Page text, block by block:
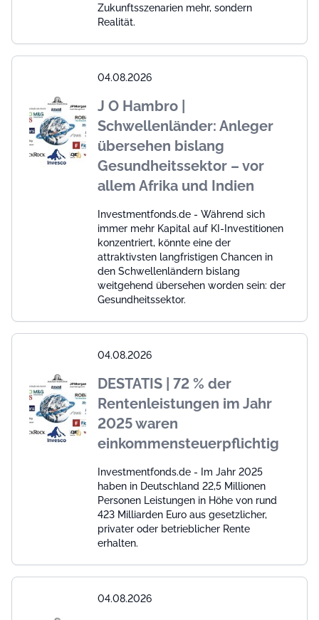
Zukunftsszenarien mehr, sondern
Realität.
04.08.2026
J O Hambro |
Schwellenländer: Anleger
übersehen bislang
Gesundheitssektor – vor
allem Afrika und Indien
Investmentfonds.de - Während sich
immer mehr Kapital auf KI-Investitionen
konzentriert, könnte eine der
attraktivsten langfristigen Chancen in
den Schwellenländern bislang
weitgehend übersehen worden sein: der
Gesundheitssektor.
04.08.2026
DESTATIS | 72 % der
Rentenleistungen im Jahr
2025 waren
einkommensteuerpflichtig
Investmentfonds.de - Im Jahr 2025
haben in Deutschland 22,5 Millionen
Personen Leistungen in Höhe von rund
423 Milliarden Euro aus gesetzlicher,
privater oder betrieblicher Rente
erhalten.
04.08.2026